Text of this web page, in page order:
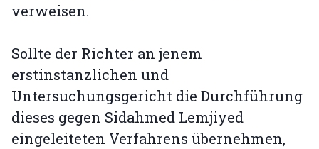
verweisen.
Sollte der Richter an jenem
erstinstanzlichen und
Untersuchungsgericht die Durchführung
dieses gegen Sidahmed Lemjiyed
eingeleiteten Verfahrens übernehmen,